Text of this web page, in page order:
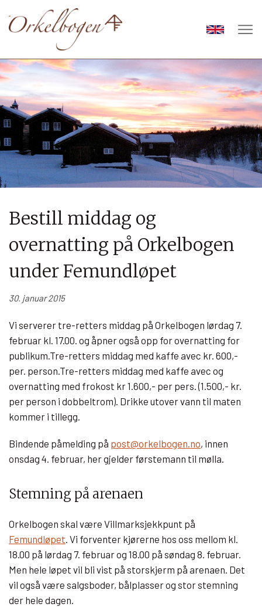
Bestill middag og
overnatting på Orkelbogen
under Femundløpet
30. januar 2015
Vi serverer tre-retters middag på Orkelbogen lørdag 7.
februar kl. 17.00. og åpner også opp for overnatting for
publikum.Tre-retters middag med kaffe avec kr. 600,-
per. person.Tre-retters middag med kaffe avec og
overnatting med frokost kr 1.600,- per pers. (1.500,- kr.
per person i dobbeltrom). Drikke utover vann til maten
kommer i tillegg.
Bindende påmelding på post@orkelbogen.no, innen
onsdag 4. februar, her gjelder førstemann til mølla.
Stemning på arenaen
Orkelbogen skal være Villmarksjekkpunt på
Femundløpet . Vi forventer kjørerne hos oss mellom kl.
18.00 på lørdag 7. februar og 18.00 på søndag 8. februar.
Men hele løpet vil bli vist på storskjerm på arenaen. Det
vil også være salgsboder, bålplasser og stor stemning
der hele dagen.